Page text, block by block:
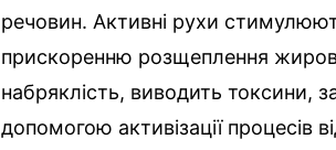
речовин. Активні рухи
прискоренню розщеплення
набряклість, виводить токсини,
допомогою активізації процесів